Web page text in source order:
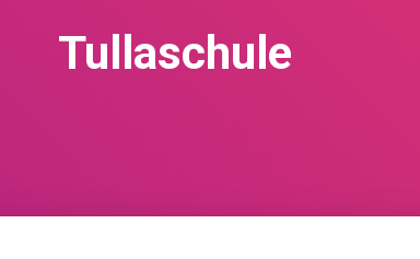
Tullaschule